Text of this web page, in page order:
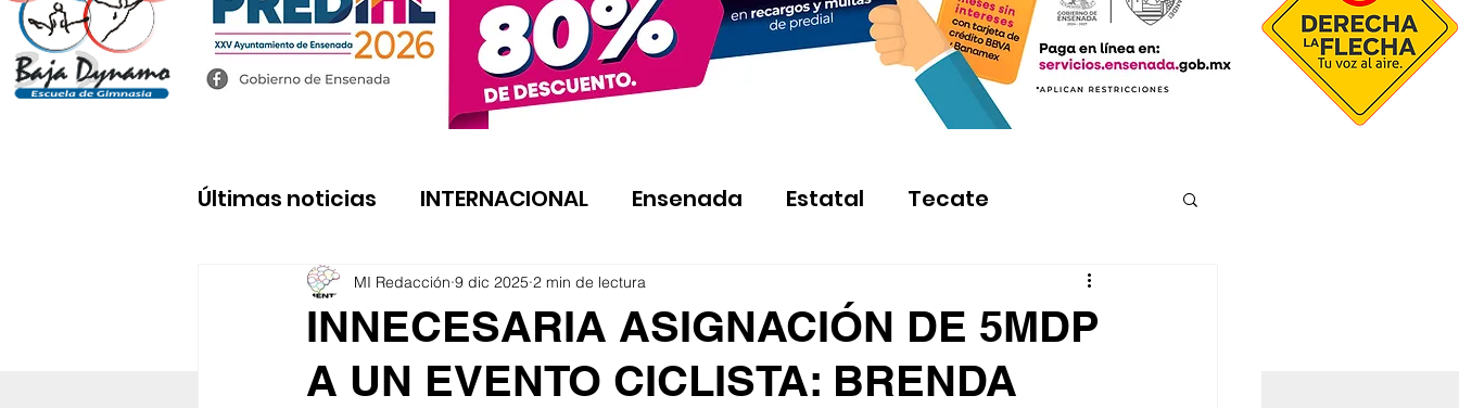
Últimas noticias INTERNACIONAL Ensenada Estatal Tecate
INNECESARIA ASIGNACIÓN DE 5MDP
A UN EVENTO CICLISTA: BRENDA
MI Redacción 9 dic 2025 2 min de lectura